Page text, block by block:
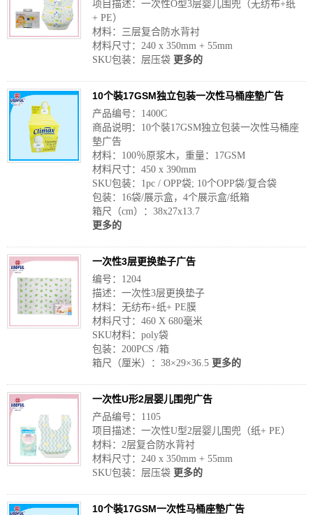
项目描述：一次性O型3层婴儿围兜（无纺布+纸
+ PE）
材料：三层复合防水背衬
材料尺寸：240 x 350mm + 55mm
SKU包装：层压袋 更多的
10个裝17GSM独立包装一次性马桶座墊广告
产品编号：1400C
商品说明：10个裝17GSM独立包装一次性马桶座
墊广告
材料：100％原浆木，重量：17GSM
材料尺寸：450 x 390mm
SKU包装：1pc / OPP袋; 10个OPP袋/复合袋
包装：16袋/展示盒，4个展示盒/纸箱
箱尺（cm）：38x27x13.7
更多的
一次性3层更换垫子广告
编号：1204
描述：一次性3层更换垫子
材料：无纺布+纸+ PE膜
材料尺寸：460 X 680毫米
SKU材料：poly袋
包装：200PCS /箱
箱尺（厘米）：38×29×36.5 更多的
一次性U形2层婴儿围兜广告
产品编号：1105
项目描述：一次性U型2层婴儿围兜（纸+ PE）
材料：2层复合防水背衬
材料尺寸：240 x 350mm + 55mm
SKU包装：层压袋 更多的
10个裝17GSM一次性马桶座墊广告